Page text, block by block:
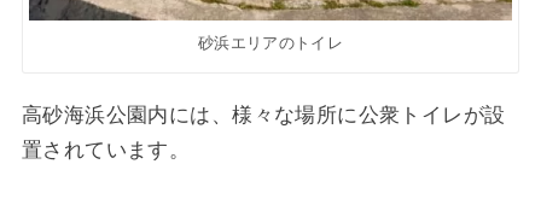
砂浜エリアのトイレ
高砂海浜公園内には、様々な場所に公衆トイレが設
置されています。